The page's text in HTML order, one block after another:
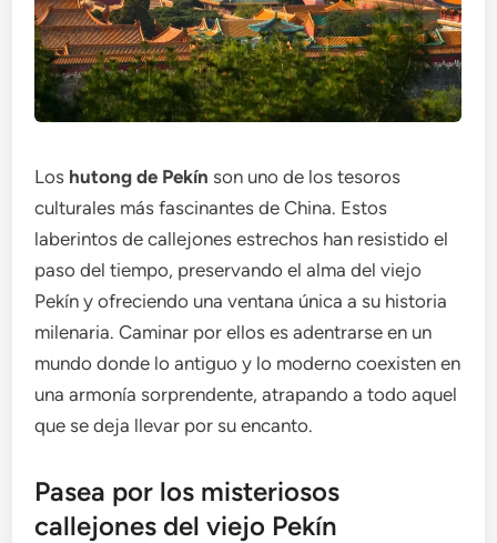
Los hutong de Pekín son uno de los tesoros
culturales más fascinantes de China. Estos
laberintos de callejones estrechos han resistido el
paso del tiempo, preservando el alma del viejo
Pekín y ofreciendo una ventana única a su historia
milenaria. Caminar por ellos es adentrarse en un
mundo donde lo antiguo y lo moderno coexisten en
una armonía sorprendente, atrapando a todo aquel
que se deja llevar por su encanto.
Pasea por los misteriosos
callejones del viejo Pekín